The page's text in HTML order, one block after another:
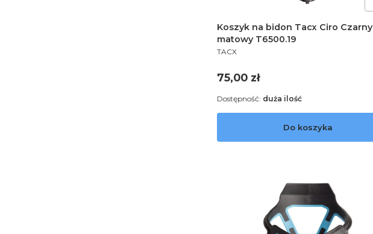
Koszyk na bidon Tacx Ciro Czarny
matowy T6500.19
PRODUCENT
TACX
Cena
75,00 zł
Do koszyka
Dostępność: duża ilość